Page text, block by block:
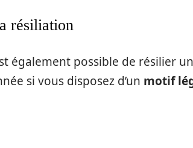
résiliation
également possible de résilier
si vous disposez d’un motif